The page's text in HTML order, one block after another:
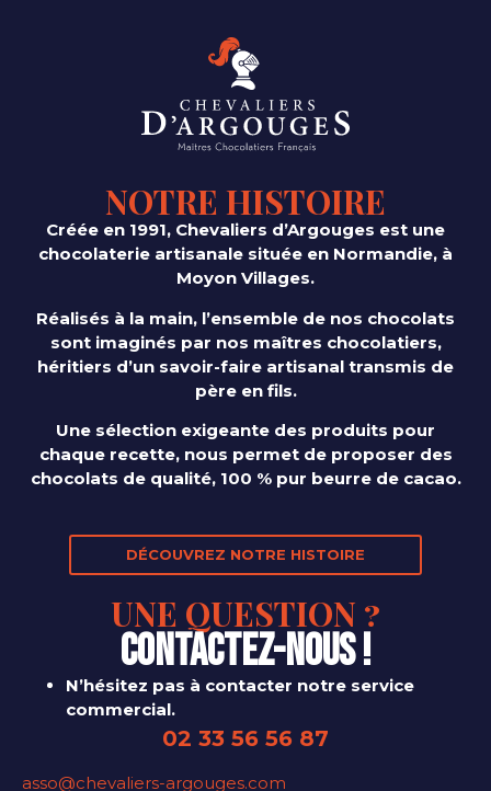
NOTRE HISTOIRE
Créée en 1991, Chevaliers d’Argouges est une
chocolaterie artisanale située en Normandie, à
Moyon Villages.
Réalisés à la main, l’ensemble de nos chocolats
sont imaginés par nos maîtres chocolatiers,
héritiers d’un savoir-faire artisanal transmis de
père en fils.
Une sélection exigeante des produits pour
chaque recette, nous permet de proposer des
chocolats de qualité, 100 % pur beurre de cacao.
DÉCOUVREZ NOTRE HISTOIRE
UNE QUESTION ?
CONTACTEZ-NOUS !
N’hésitez pas à contacter notre service
commercial.
02 33 56 56 87
asso@chevaliers-argouges.com